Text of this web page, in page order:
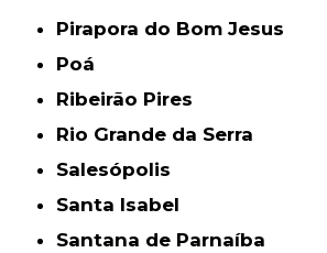
Pirapora do Bom Jesus
Poá
Ribeirão Pires
Rio Grande da Serra
Salesópolis
Santa Isabel
Santana de Parnaíba